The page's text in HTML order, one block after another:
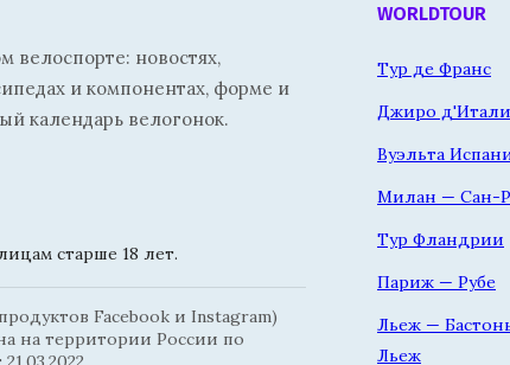
велоспорте: новостях,
и компонентах, форме и
календарь велогонок.
старше 18 лет.
Facebook и Instagram)
на территории России по
WORLDTOUR
Тур де Франс
Джиро
Вуэльта
Милан — Сан-
Тур Фландрии
Париж — Рубе
Льеж —
Льеж